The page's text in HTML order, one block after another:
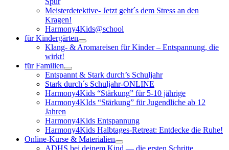
Meisterdetektive- Jetzt geht´s dem Stress an den
Kragen!
Harmony4Kids@school
für Kindergärten
Klang- & Aromareisen für Kinder – Entspannung, die
wirkt!
für Familien
Entspannt & Stark durch’s Schuljahr
Stark durch´s Schuljahr-ONLINE
Harmony4Kids “Stärkung” für 5-10 jährige
Harmony4KIds “Stärkung” für Jugendliche ab 12
Jahren
Harmony4Kids Entspannung
Harmony4Kids Halbtages-Retreat: Entdecke die Ruhe!
Online-Kurse & Materialien
ADHS bei deinem Kind — die ersten Schritte